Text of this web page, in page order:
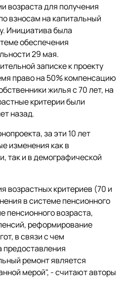
возраста для получения
взносам на капитальный
Инициатива была
обеспечения
29 мая.
записке к проекту
право на 50% компенсацию
жилья с 70 лет, на
критерии были
назад.
за эти 10 лет
изменения как в
так и в демографической
возрастных критериев (70 и
в системе пенсионного
пенсионного возраста,
реформирование
в связи с чем
предоставления
ремонт является
мерой", - считают авторы